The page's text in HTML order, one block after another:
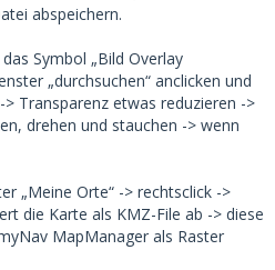
abspeichern.
Symbol „Bild Overlay
„durchsuchen“ anclicken und
Transparenz etwas reduzieren ->
drehen und stauchen -> wenn
„Meine Orte“ -> rechtsclick ->
die Karte als KMZ-File ab -> diese
MapManager als Raster